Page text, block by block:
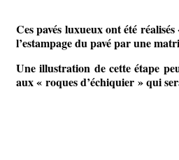
Ces pavés luxueux ont été
l’estampage du pavé par une
Une illustration de cette étape
aux « roques d’échiquier » qui